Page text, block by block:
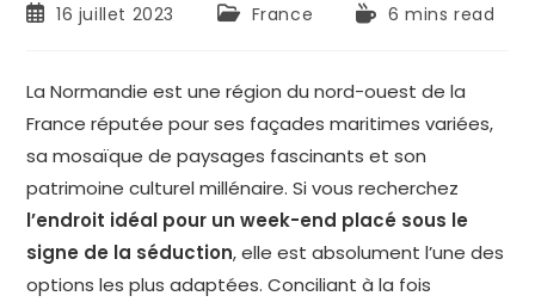
16 juillet 2023 France 6 mins read
La Normandie est une région du nord-ouest de la
France réputée pour ses façades maritimes variées,
sa mosaïque de paysages fascinants et son
patrimoine culturel millénaire. Si vous recherchez
l’endroit idéal pour un week-end placé sous le
signe de la séduction, elle est absolument l’une des
options les plus adaptées. Conciliant à la fois